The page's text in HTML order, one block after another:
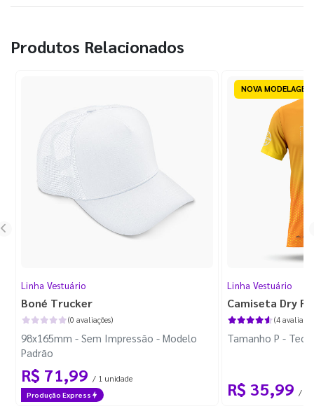
Produtos Relacionados
Linha Vestuário
Boné Trucker
(0 avaliações)
98x165mm - Sem Impressão - Modelo
Padrão
R$ 71,99 / 1 unidade
Produção Express
NOVA MODELAGEM
Linha Vestuário
Camiseta Dry
(4
Tamanho P -
R$ 35,99 / 1